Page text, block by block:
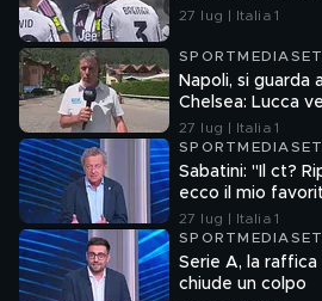
27 lug | Italia 1
SPORTMEDIASET
Napoli, si guarda
Chelsea: Lucca
27 lug | Italia 1
SPORTMEDIASET
Sabatini: "Il ct?
ecco il mio
27 lug | Italia 1
SPORTMEDIASET
Serie A, la raffica
chiude un colpo